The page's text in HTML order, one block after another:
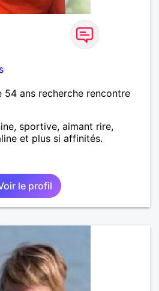
54 ans recherche rencontre
sportive, aimant rire,
et plus si affinités.
le profil